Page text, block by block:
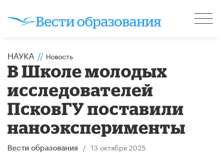
НАУКА // Новость
В Школе молодых
исследователей
ПсковГУ поставили
наноэксперименты
Вести образования / 13 октября 2025